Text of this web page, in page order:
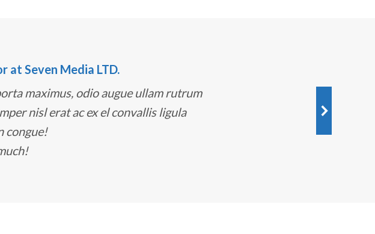
at Seven Media LTD.
maximus, odio augue ullam rutrum
nisl erat ac ex el convallis ligula
congue!